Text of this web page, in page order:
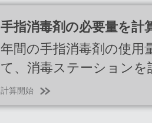
インド
手指消毒剤の必要量を計
年間の手指消毒剤の使用
て、消毒ステーションを
計算開始